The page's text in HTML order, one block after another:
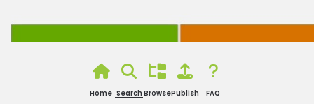
Home Search BrowsePublish FAQ